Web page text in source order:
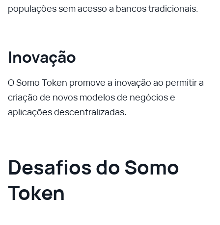
populações sem acesso a bancos tradicionais.
Inovação
O Somo Token promove a inovação ao permitir a
criação de novos modelos de negócios e
aplicações descentralizadas.
Desafios do Somo
Token